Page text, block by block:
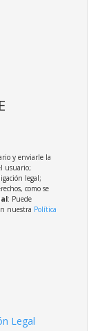
y enviarle la
usuario;
legal;
como se
: Puede
nuestra Política
Legal